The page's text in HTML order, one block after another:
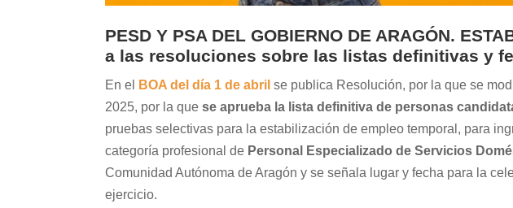
PESD Y PSA DEL GOBIERNO DE ARAGÓN.
a las resoluciones sobre las listas definitivas y
En el BOA del día 1 de abril se publica Resolución, por la que se
2025, por la quese aprueba la lista definitiva de personas
pruebas selectivas para la estabilización de empleo temporal, para
categoría profesional de Personal Especializado de Servicios
Comunidad Autónoma de Aragón y se señala lugar y fecha para la
ejercicio.